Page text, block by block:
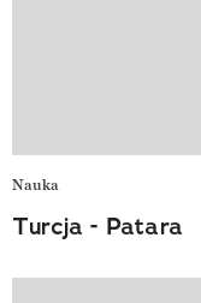
Nauka
Turcja - Patara